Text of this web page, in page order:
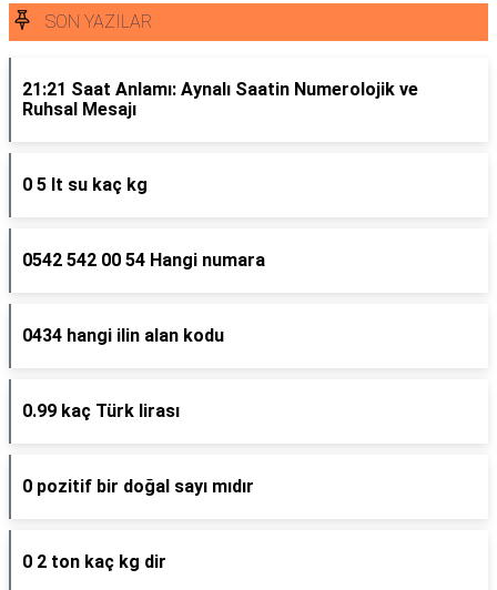
SON YAZILAR
21:21 Saat Anlamı: Aynalı Saatin Numerolojik ve
Ruhsal Mesajı
0 5 lt su kaç kg
0542 542 00 54 Hangi numara
0434 hangi ilin alan kodu
0.99 kaç Türk lirası
0 pozitif bir doğal sayı mıdır
0 2 ton kaç kg dir